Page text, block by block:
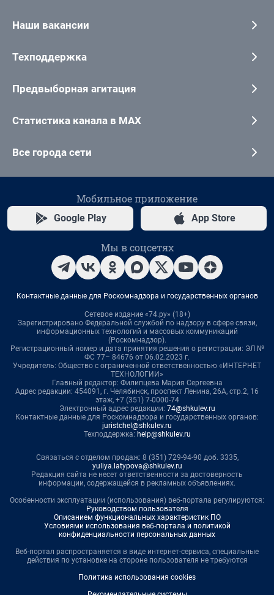
Наши вакансии
Техподдержка
Предвыборная агитация
Статистика канала в MAX
Все города сети
Мобильное приложение
Google Play App Store
Мы в соцсетях
Контактные данные для Роскомнадзора и государственных органов
Сетевое издание «74.ру» (18+)
Зарегистрировано Федеральной службой по надзору в сфере связи,
информационных технологий и массовых коммуникаций
(Роскомнадзор).
Регистрационный номер и дата принятия решения о регистрации: ЭЛ №
ФС 77– 84676 от 06.02.2023 г.
Учредитель: Общество с ограниченной ответственностью «ИНТЕРНЕТ
ТЕХНОЛОГИИ»
Главный редактор: Филипцева Мария Сергеевна
Адрес редакции: 454091, г. Челябинск, проспект Ленина, 26А, стр.2, 16
этаж, +7 (351) 7-0000-74
Электронный адрес редакции: 74@shkulev.ru
Контактные данные для Роскомнадзора и государственных органов:
juristchel@shkulev.ru
Техподдержка: help@shkulev.ru
Связаться с отделом продаж: 8 (351) 729-94-90 доб. 3335,
yuliya.latypova@shkulev.ru
Редакция сайта не несет ответственности за достоверность
информации, содержащейся в рекламных объявлениях.
Особенности эксплуатации (использования) веб-портала регулируются:
Руководством пользователя
Описанием функциональных характеристик ПО
Условиями использования веб-портала и политикой
конфиденциальности персональных данных
Веб-портал распространяется в виде интернет-сервиса, специальные
действия по установке на стороне пользователя не требуются
Политика использования cookies